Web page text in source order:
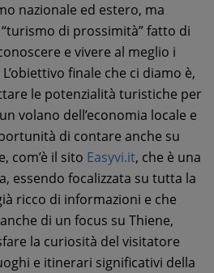
nazionale ed estero, ma
di prossimità” fatto di
e vivere al meglio i
finale che ci diamo è,
le potenzialità turistiche per
volano dell’economia locale e
di contare anche su
com’è il sito Easyvi.it, che è una
essendo focalizzata su tutta la
ricco di informazioni e che
di un focus su Thiene,
la curiosità del visitatore
e itinerari significativi della